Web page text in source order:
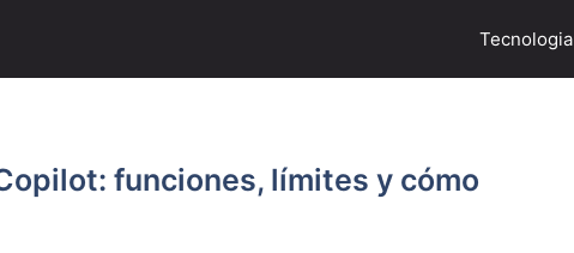
Tecnologia
funciones, límites y cómo